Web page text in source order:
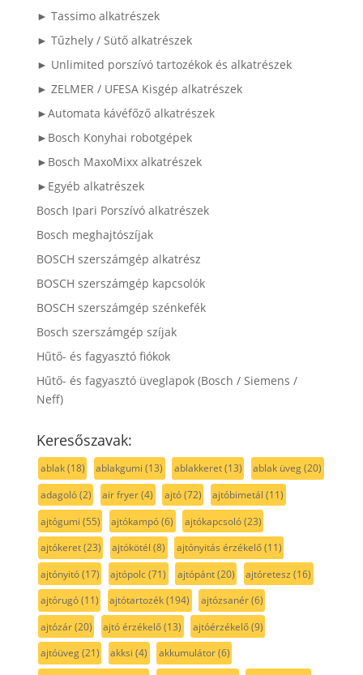
► Tassimo alkatrészek
► Tűzhely / Sütő alkatrészek
► Unlimited porszívó tartozékok és alkatrészek
► ZELMER / UFESA Kisgép alkatrészek
►Automata kávéfőző alkatrészek
►Bosch Konyhai robotgépek
►Bosch MaxoMixx alkatrészek
►Egyéb alkatrészek
Bosch Ipari Porszívó alkatrészek
Bosch meghajtószíjak
BOSCH szerszámgép alkatrész
BOSCH szerszámgép kapcsolók
BOSCH szerszámgép szénkefék
Bosch szerszámgép szíjak
Hűtő- és fagyasztó fiókok
Hűtő- és fagyasztó üveglapok (Bosch / Siemens /
Neff)
Keresőszavak:
ablak(18) ablakgumi (13) ablakkeret(13) ablak üveg(20)
adagoló(2) air fryer(4) ajtó(72) ajtóbimetál (11)
ajtógumi (55) ajtókampó(6) ajtókapcsoló(23)
ajtókeret(23) ajtókötél (8) ajtónyitás érzékelő(11)
ajtónyitó(17) ajtópolc(71) ajtópánt(20) ajtóretesz (16)
ajtórugó(11) ajtótartozék(194) ajtózsanér(6)
ajtózár(20) ajtó érzékelő(13) ajtóérzékelő(9)
ajtóüveg(21) akksi (4) akkumulátor(6)